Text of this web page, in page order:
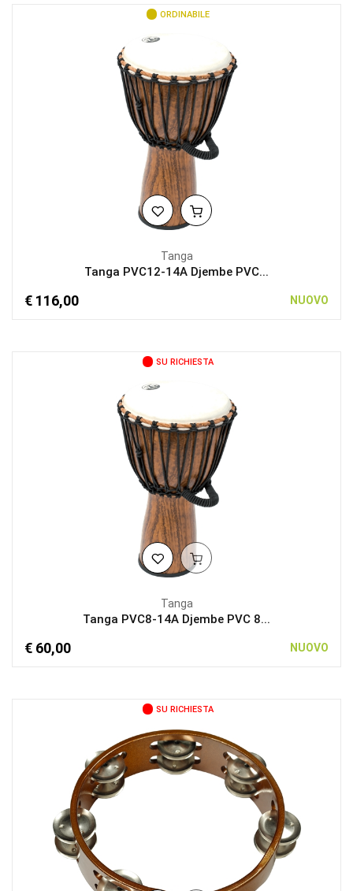
ORDINABILE
Tanga
Tanga PVC12-14A Djembe PVC...
€ 116,00 NUOVO
SU RICHIESTA
Tanga
Tanga PVC8-14A Djembe PVC 8...
€ 60,00 NUOVO
SU RICHIESTA